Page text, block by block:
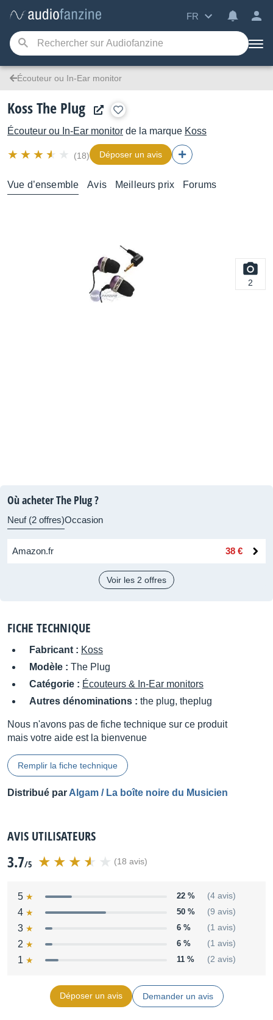
FR
Écouteur ou In-Ear monitor
Koss The Plug
Écouteur ou In-Ear monitor de la marque Koss
(18) Déposer un avis
Vue d’ensemble Avis Meilleurs prix Forums
2
Où acheter The Plug ?
Neuf (2 offres)Occasion
Amazon.fr 38 €
Voir les 2 offres
FICHE TECHNIQUE
Fabricant : Koss
Modèle : The Plug
Catégorie : Écouteurs & In-Ear monitors
Autres dénominations : the plug, theplug
Nous n'avons pas de fiche technique sur ce produit
mais votre aide est la bienvenue
Remplir la fiche technique
Distribué par Algam / La boîte noire du Musicien
AVIS UTILISATEURS
3.7/5 (18 avis)
5 22 % (4 avis)
4 50 % (9 avis)
3 6 % (1 avis)
2 6 % (1 avis)
1 11 % (2 avis)
Déposer un avis Demander un avis